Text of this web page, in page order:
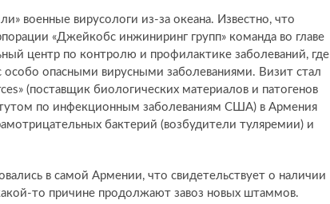
военные вирусологи из-за океана. Известно, что
«Джейкобс инжиниринг групп» команда во главе
центр по контролю и профилактике заболеваний, где
особо опасными вирусными заболеваниями. Визит стал
(поставщик биологических материалов и патогенов
по инфекционным заболеваниям США) в Армения
бактерий (возбудители туляремии) и
в самой Армении, что свидетельствует о наличии
то причине продолжают завоз новых штаммов.